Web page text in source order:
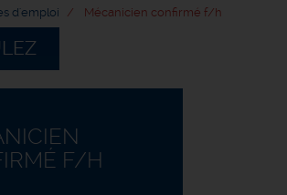
d'emploi Mécanicien confirmé f/h
F/H